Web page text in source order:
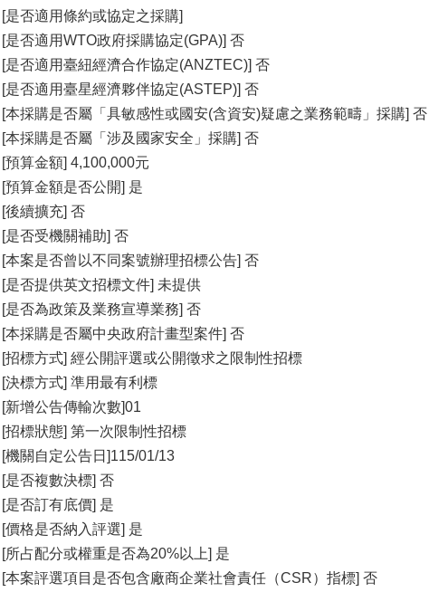
[是否適用條約或協定之採購]
[是否適用WTO政府採購協定(GPA)] 否
[是否適用臺紐經濟合作協定(ANZTEC)] 否
[是否適用臺星經濟夥伴協定(ASTEP)] 否
[本採購是否屬「具敏感性或國安(含資安)疑慮之業務範疇」採購] 否
[本採購是否屬「涉及國家安全」採購] 否
[預算金額] 4,100,000元
[預算金額是否公開] 是
[後續擴充] 否
[是否受機關補助] 否
[本案是否曾以不同案號辦理招標公告] 否
[是否提供英文招標文件] 未提供
[是否為政策及業務宣導業務] 否
[本採購是否屬中央政府計畫型案件] 否
[招標方式] 經公開評選或公開徵求之限制性招標
[決標方式] 準用最有利標
[新增公告傳輸次數]01
[招標狀態] 第一次限制性招標
[機關自定公告日]115/01/13
[是否複數決標] 否
[是否訂有底價] 是
[價格是否納入評選] 是
[所占配分或權重是否為20%以上] 是
[本案評選項目是否包含廠商企業社會責任（CSR）指標] 否